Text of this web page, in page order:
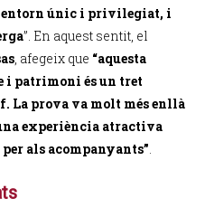
entorn únic i privilegiat, i
”. En aquest sentit, el
, afegeix que “aquesta
i patrimoni és un tret
La prova va molt més enllà
experiència atractiva
als acompanyants”.